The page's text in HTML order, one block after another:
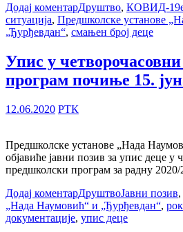
Додај коментарДруштво, КОВИД-19
ситуација, Предшколске установе
„Ђурђевдан“, смањен број деце
Упис у
програм почиње 15.
12.06.2020 РТК
Предшколске установе „Нада
објавиће јавни позив за упис деце у
предшколски програм за радну 2020/
Додај коментарДруштвоЈавни позив,
„Нада Наумовић“ и „Ђурђевдан“,
документације, упис деце